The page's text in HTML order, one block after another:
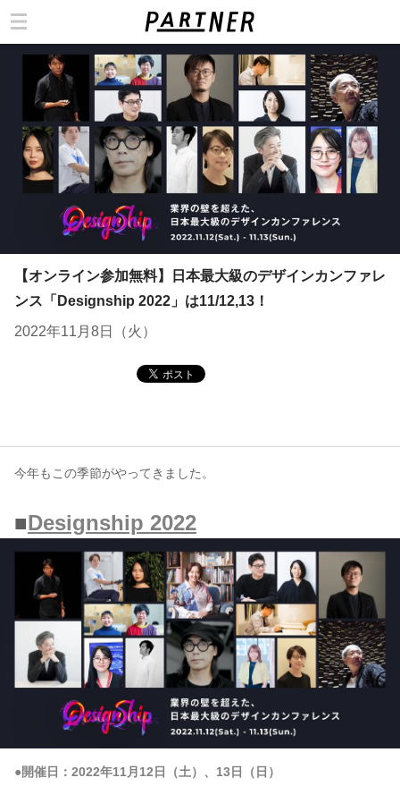
【オンライン参加無料】日本最大級のデザインカンファレ
ンス「Designship 2022」は11/12,13！
2022年11月8日（火）
今年もこの季節がやってきました。
■Designship 2022
●開催日：2022年11月12日（土）、13日（日）
カテゴリ
このサイトについて
お問い合わせ